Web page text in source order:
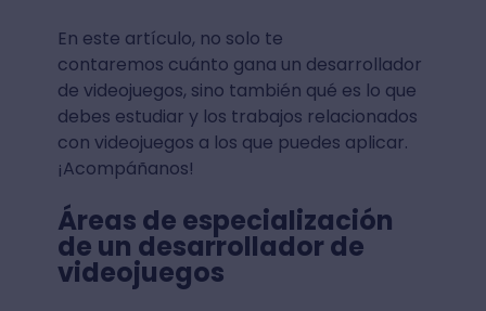
En este artículo, no solo te
contaremos cuánto gana un desarrollador
de videojuegos, sino también qué es lo que
debes estudiar y los trabajos relacionados
con videojuegos a los que puedes aplicar.
¡Acompáñanos!
Áreas de especialización
de un desarrollador de
videojuegos